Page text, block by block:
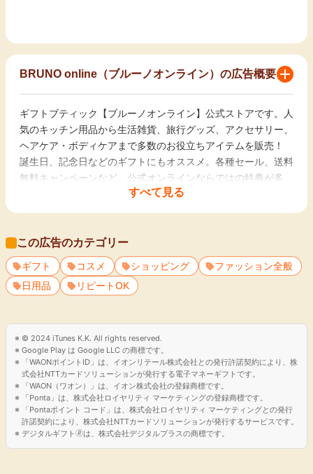
すべて見る
BRUNO online（ブルーノオンライン）の広告概要
ギフトブティック【ブルーノオンライン】公式ストアです。人
気のキッチン用品から生活雑貨、旅行グッズ、アクセサリー、
ヘアケア・ボディケアまで多数のお役立ちアイテムを販売！
誕生日、記念日などのギフトにもオススメ。 各種セール、送料
無料キャンペーンなど、公式オンラインならではの特典が多
この広告のカテゴリー
ギフト コスメ ショッピング
ファッション全般
日用品
リピートOK
© 2024 iTunes K.K. All rights reserved.
Google Play は Google LLC の商標です。
「WAONポイントID」は、イオンリテール株式会社との発行許諾契約により、株
式会社NTTカードソリューションが発行する電子マネーギフトです。
「WAON（ワオン）」は、イオン株式会社の登録商標です。
「Ponta」は、株式会社ロイヤリティ マーケティングの登録商標です。
「Pontaポイント コード」は、株式会社ロイヤリティ マーケティングとの発行
許諾契約により、株式会社NTTカードソリューションが発行するサービスです。
デジタルギフト🄬は、株式会社デジタルプラスの商標です。